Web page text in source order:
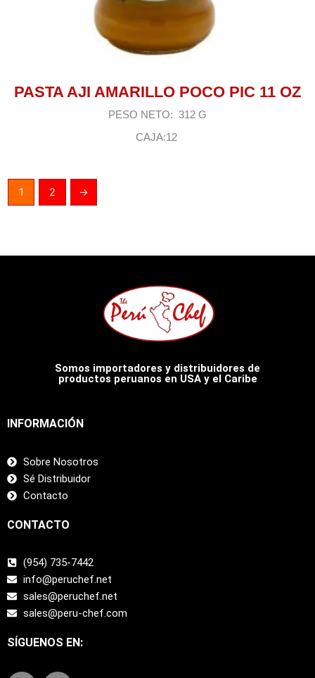
PASTA AJI AMARILLO POCO PIC 11 OZ
PESO NETO: 312 G
CAJA:12
1 2 →
Somos importadores y distribuidores de
productos peruanos en USA y el Caribe
INFORMACIÓN
Sobre Nosotros
Sé Distribuidor
Contacto
CONTACTO
(954) 735-7442
info@peruchef.net
sales@peruchef.net
sales@peru-chef.com
SÍGUENOS EN: